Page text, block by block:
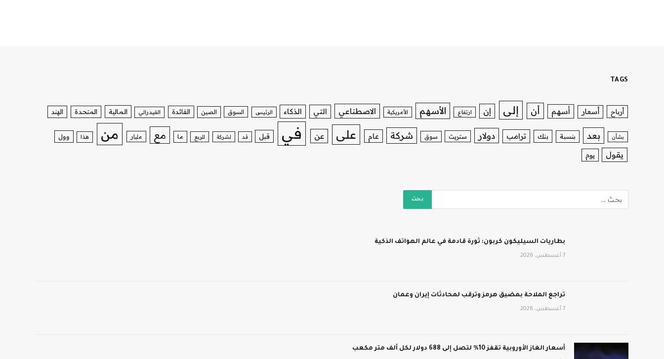
TAGS
أرباح أسعار أسهم أن إلى إن ارتفاع الأسهم الأمريكية الاصطناعي التي الذكاء الرئيس السوق الصين الفائدة الفيدرالي المالية المتحدة الهند
بشأن بعد بنسبة بنك ترامب دولار ستريت سوق شركة عام على عن في قبل قد لشركة للربع ما مع مليار من هذا وول
يقول يوم
بطاريات السيليكون كربون: ثورة قادمة في عالم الهواتف الذكية
7 أغسطس، 2026
تراجع الملاحة بمضيق هرمز وترقب لمحادثات إيران وعمان
7 أغسطس، 2026
أسعار الغاز الأوروبية تقفز 10% لتصل إلى 688 دولار لكل ألف متر مكعب